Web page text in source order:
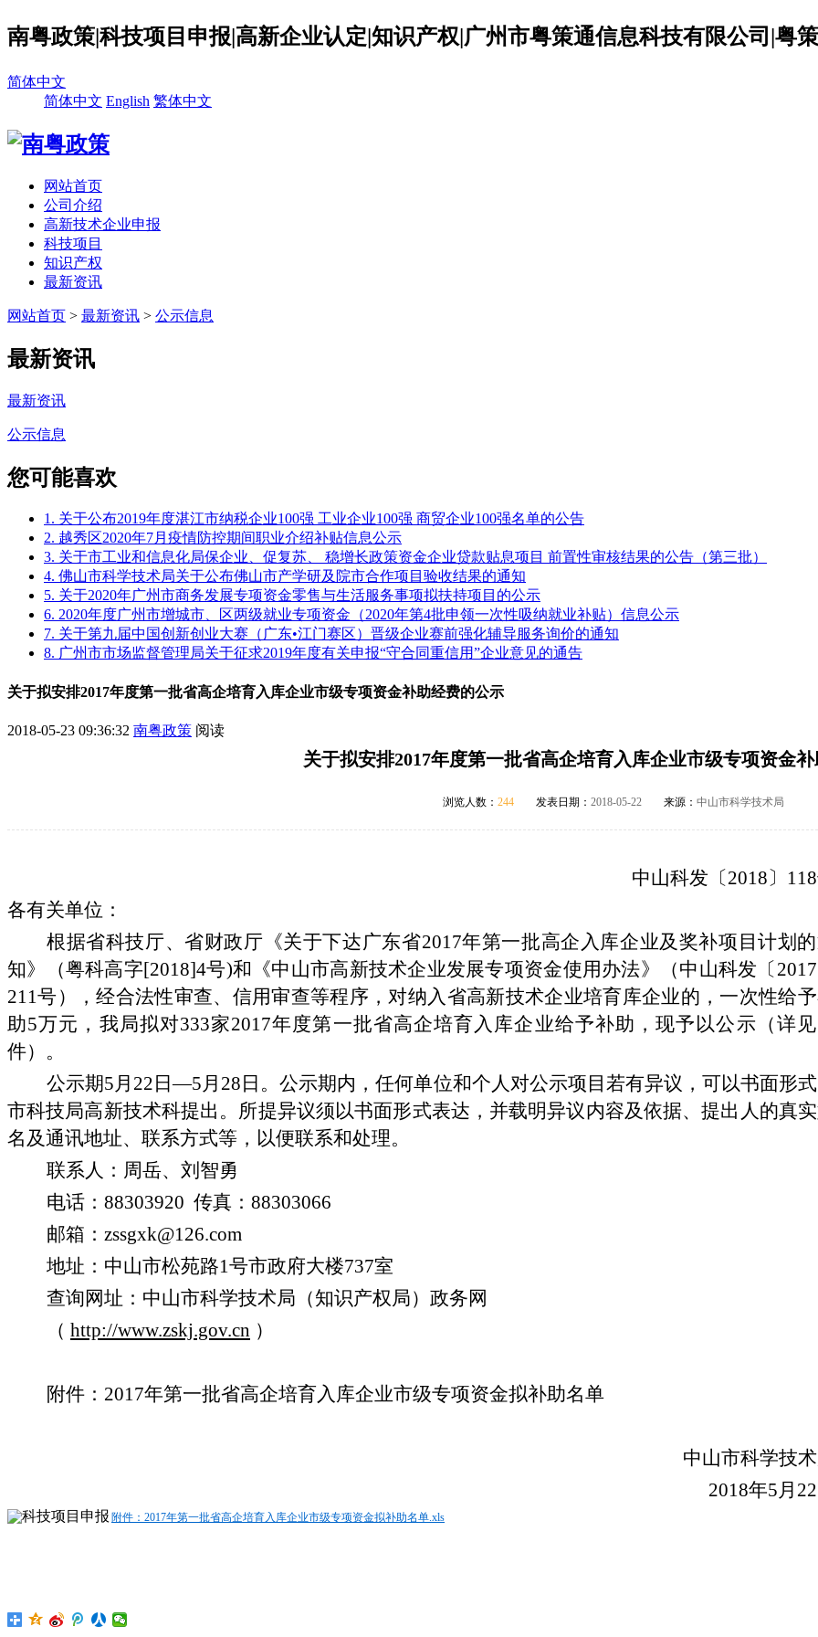
南粤政策|科技项目申报|高新企业认定|知识产权|广州市粤策通信息科技有限公司|粤
简体中文
简体中文 English 繁体中文
网站首页
公司介绍
高新技术企业申报
科技项目
知识产权
最新资讯
网站首页 > 最新资讯 > 公示信息
最新资讯
最新资讯
公示信息
您可能喜欢
1. 关于公布2019年度湛江市纳税企业100强 工业企业100强 商贸企业100强名单的公告
2. 越秀区2020年7月疫情防控期间职业介绍补贴信息公示
3. 关于市工业和信息化局保企业、促复苏、 稳增长政策资金企业贷款贴息项目 前置性审核结果的公告（第三批）
4. 佛山市科学技术局关于公布佛山市产学研及院市合作项目验收结果的通知
5. 关于2020年广州市商务发展专项资金零售与生活服务事项拟扶持项目的公示
6. 2020年度广州市增城市、区两级就业专项资金（2020年第4批申领一次性吸纳就业补贴）信息公示
7. 关于第九届中国创新创业大赛（广东•江门赛区）晋级企业赛前强化辅导服务询价的通知
8. 广州市市场监督管理局关于征求2019年度有关申报“守合同重信用”企业意见的通告
关于拟安排2017年度第一批省高企培育入库企业市级专项资金补助经费的公示
2018-05-23 09:36:32 南粤政策 阅读
关于拟安排2017年度第一批省高企培育入库企业市级专项资金
浏览人数： 244 发表日期： 2018-05-22 来源： 中山市科学技术局
中山科发〔2018〕
各有关单位：
根据省科技厅、省财政厅《关于下达广东省2017年第一批高企入库企业及奖补项目计划
知》（粤科高字[2018]4号)和《中山市高新技术企业发展专项资金使用办法》（中山科发〔
211号），经合法性审查、信用审查等程序，对纳入省高新技术企业培育库企业的，一次性给
助5万元，我局拟对333家2017年度第一批省高企培育入库企业给予补助，现予以公示（详
件）。
公示期5月22日—5月28日。公示期内，任何单位和个人对公示项目若有异议，可以书面形
市科技局高新技术科提出。所提异议须以书面形式表达，并载明异议内容及依据、提出人的真
名及通讯地址、联系方式等，以便联系和处理。
联系人：周岳、刘智勇
电话： 88303920 传真：88303066
邮箱： zssgxk@126.com
地址：中山市松苑路1号市政府大楼737室
查询网址：中山市科学技术局（知识产权局）政务网
（ http://www.zskj.gov.cn ）
附件： 2017年第一批省高企培育入库企业市级专项资金拟补助名单
中山市科学技
2018年5月
附件：2017年第一批省高企培育入库企业市级专项资金拟补助名单.xls